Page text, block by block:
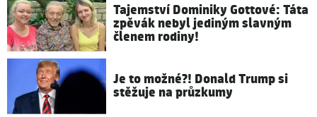
Tajemství Dominiky Gottové: Táta
zpěvák nebyl jediným slavným
členem rodiny!
Je to možné?! Donald Trump si
stěžuje na průzkumy